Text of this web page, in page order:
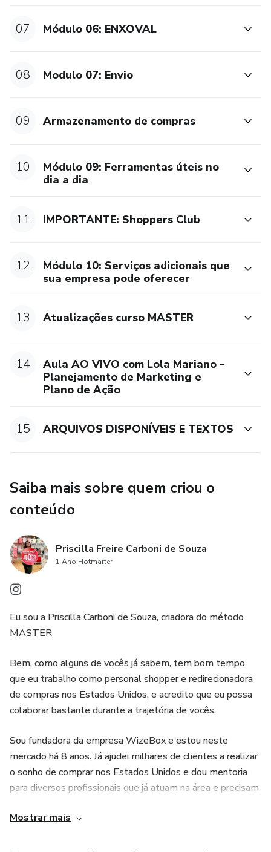
07 Módulo 06: ENXOVAL
08 Modulo 07: Envio
09 Armazenamento de compras
10
Módulo 09: Ferramentas úteis no
dia a dia
11 IMPORTANTE: Shoppers Club
12
Módulo 10: Serviços adicionais que
sua empresa pode oferecer
13 Atualizações curso MASTER
14
Aula AO VIVO com Lola Mariano -
Planejamento de Marketing e
Plano de Ação
15 ARQUIVOS DISPONÍVEIS E TEXTOS
Saiba mais sobre quem criou o
conteúdo
Priscilla Freire Carboni de Souza
1 Ano Hotmarter
Eu sou a Priscilla Carboni de Souza, criadora do método
MASTER
Bem, como alguns de vocês já sabem, tem bom tempo
que eu trabalho como personal shopper e redirecionadora
de compras nos Estados Unidos, e acredito que eu possa
colaborar bastante durante a trajetória de vocês.
Sou fundadora da empresa WizeBox e estou neste
mercado há 8 anos. Já ajudei milhares de clientes a realizar
o sonho de comprar nos Estados Unidos e dou mentoria
para diversos profissionais que já atuam na área e precisam
Mostrar mais